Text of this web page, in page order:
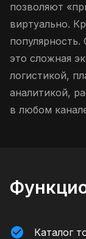
позволяют
виртуально.
это сложная
логистикой,
аналитикой,
в любом
Каталог